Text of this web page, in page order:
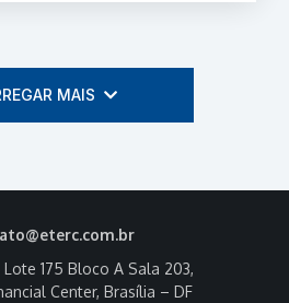
MAIS
Lote 175 Bloco A Sala 203,
Center, Brasília – DF